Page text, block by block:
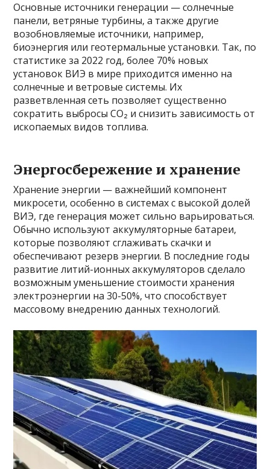
Основные источники генерации — солнечные
панели, ветряные турбины, а также другие
возобновляемые источники, например,
биоэнергия или геотермальные установки. Так, по
статистике за 2022 год, более 70% новых
установок ВИЭ в мире приходится именно на
солнечные и ветровые системы. Их
разветвленная сеть позволяет существенно
сократить выбросы CO₂ и снизить зависимость от
ископаемых видов топлива.
Энергосбережение и хранение
Хранение энергии — важнейший компонент
микросети, особенно в системах с высокой долей
ВИЭ, где генерация может сильно варьироваться.
Обычно используют аккумуляторные батареи,
которые позволяют сглаживать скачки и
обеспечивают резерв энергии. В последние годы
развитие литий-ионных аккумуляторов сделало
возможным уменьшение стоимости хранения
электроэнергии на 30-50%, что способствует
массовому внедрению данных технологий.